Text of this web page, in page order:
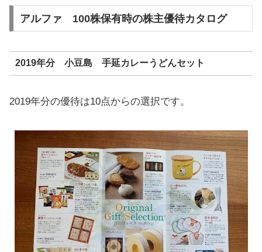
アルファ 100株保有時の株主優待カタログ
2019年分 小豆島 手延カレーうどんセット
2019年分の優待は10点からの選択です。